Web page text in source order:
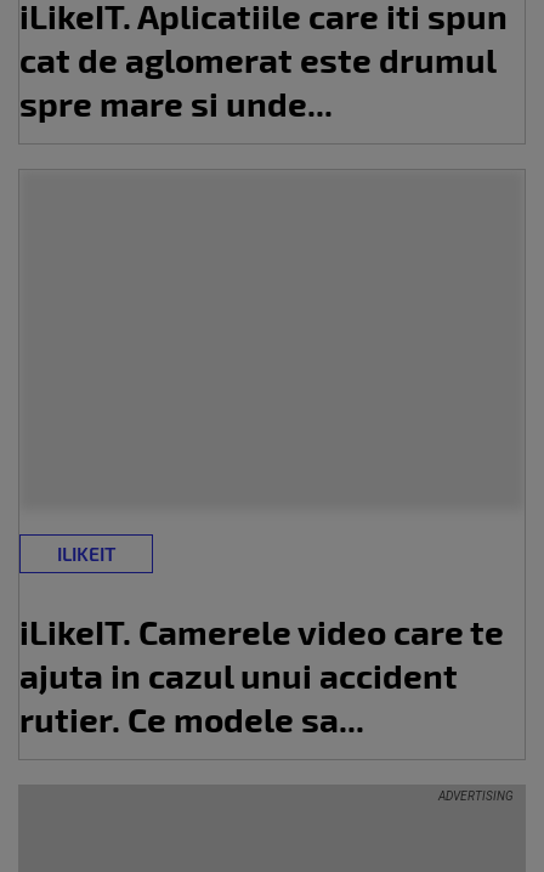
iLikeIT. Aplicatiile care iti spun
cat de aglomerat este drumul
spre mare si unde...
ILIKEIT
iLikeIT. Camerele video care te
ajuta in cazul unui accident
rutier. Ce modele sa...